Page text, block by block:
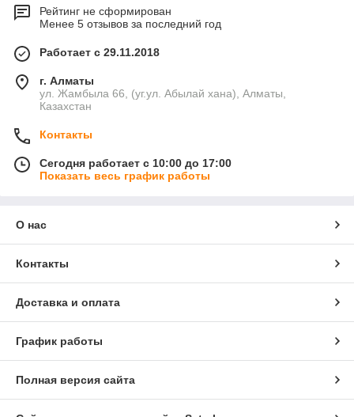
Рейтинг не сформирован
Менее 5 отзывов за последний год
Работает с 29.11.2018
г. Алматы
ул. Жамбыла 66, (уг.ул. Абылай хана), Алматы,
Казахстан
Контакты
Сегодня работает с 10:00 до 17:00
Показать весь график работы
О нас
Контакты
Доставка и оплата
График работы
Полная версия сайта